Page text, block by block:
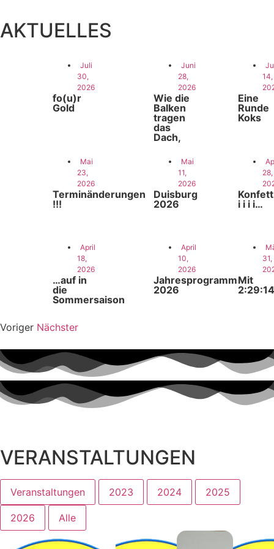
AKTUELLES
Juli
30,
2026
fo(u)r
Gold
Juni
28,
2026
Wie die
Balken
tragen
das
Dach,
14,
Eine
Runde
Koks
Mai
23,
2026
Terminänderungen
!!!
Mai
11,
2026
Duisburg
2026
28,
i i i i…
April
18,
2026
…auf in
die
Sommersaison
April
10,
2026
Jahresprogramm
2026
31,
Mit
2:29:14
Voriger Nächster
VERANSTALTUNGEN
Veranstaltungen 2023 2024 2025
2026 Alle